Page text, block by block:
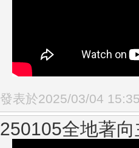
發表於2025/03/04
250105全地著